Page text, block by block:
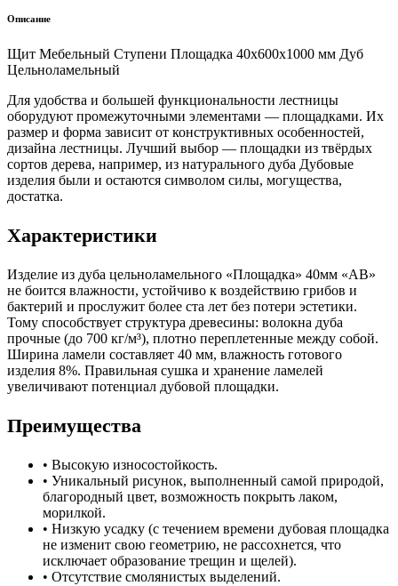
Описание
Щит Мебельный Ступени Площадка 40х600х1000 мм Дуб
Цельноламельный
Для удобства и большей функциональности лестницы
оборудуют промежуточными элементами — площадками. Их
размер и форма зависит от конструктивных особенностей,
дизайна лестницы. Лучший выбор — площадки из твёрдых
сортов дерева, например, из натурального дуба Дубовые
изделия были и остаются символом силы, могущества,
достатка.
Характеристики
Изделие из дуба цельноламельного «Площадка» 40мм «АВ»
не боится влажности, устойчиво к воздействию грибов и
бактерий и прослужит более ста лет без потери эстетики.
Тому способствует структура древесины: волокна дуба
прочные (до 700 кг/м³), плотно переплетенные между собой.
Ширина ламели составляет 40 мм, влажность готового
изделия 8%. Правильная сушка и хранение ламелей
увеличивают потенциал дубовой площадки.
Преимущества
• Высокую износостойкость.
• Уникальный рисунок, выполненный самой природой,
благородный цвет, возможность покрыть лаком,
морилкой.
• Низкую усадку (с течением времени дубовая площадка
не изменит свою геометрию, не рассохнется, что
исключает образование трещин и щелей).
• Отсутствие смолянистых выделений.